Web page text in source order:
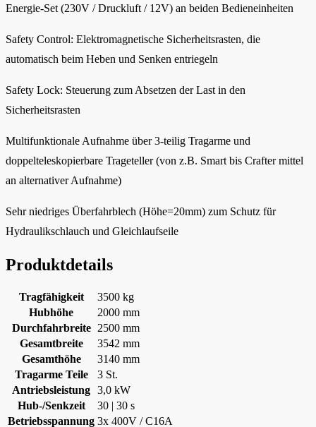
Energie-Set (230V / Druckluft / 12V) an beiden Bedieneinheiten
Safety Control: Elektromagnetische Sicherheitsrasten, die
automatisch beim Heben und Senken entriegeln
Safety Lock: Steuerung zum Absetzen der Last in den
Sicherheitsrasten
Multifunktionale Aufnahme über 3-teilig Tragarme und
doppelteleskopierbare Trageteller (von z.B. Smart bis Crafter mittel
an alternativer Aufnahme)
Sehr niedriges Überfahrblech (Höhe=20mm) zum Schutz für
Hydraulikschlauch und Gleichlaufseile
Produktdetails
Tragfähigkeit
3500 kg
Hubhöhe
2000 mm
Durchfahrbreite
2500 mm
Gesamtbreite
3542 mm
Gesamthöhe
3140 mm
Tragarme Teile
3 St.
Antriebsleistung 3,0 kW
Hub-/Senkzeit
30 | 30 s
Betriebsspannung 3x 400V / C16A